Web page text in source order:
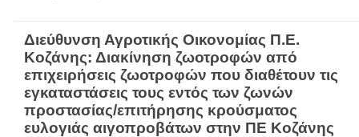
Διεύθυνση Αγροτικής Οικονομίας Π.Ε.
Κοζάνης: Διακίνηση ζωοτροφών από
επιχειρήσεις ζωοτροφών που διαθέτουν τις
εγκαταστάσεις τους εντός των ζωνών
προστασίας/επιτήρησης κρούσματος
ευλογιάς αιγοπροβάτων στην ΠΕ Κοζάνης